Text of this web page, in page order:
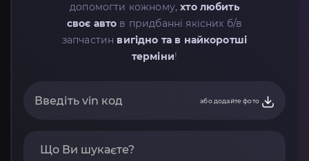
допомогти кожному,хто любить
своє авто в придбанні якісних б/в
запчастин вигідно та в найкоротші
терміни!
або додайте фото